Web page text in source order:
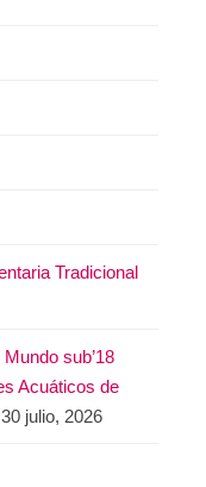
Tradicional
sub’18
Acuáticos de
30 julio, 2026